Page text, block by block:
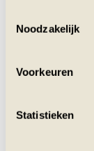
Noodzakelijk
Voorkeuren
Statistieken
inspiratie